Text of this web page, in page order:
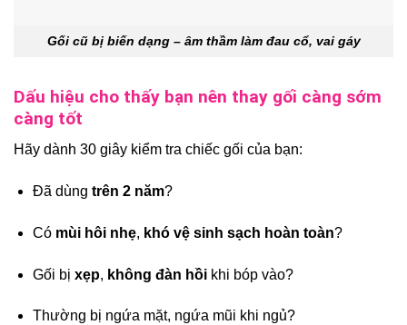
Gối cũ bị biến dạng – âm thầm làm đau cổ, vai gáy
Dấu hiệu cho thấy bạn nên thay gối càng sớm
càng tốt
Hãy dành 30 giây kiểm tra chiếc gối của bạn:
Đã dùng trên 2 năm?
Có mùi hôi nhẹ, khó vệ sinh sạch hoàn toàn?
Gối bị xẹp, không đàn hồikhi bóp vào?
Thường bị ngứa mặt, ngứa mũi khi ngủ?